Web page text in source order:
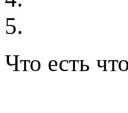
Что есть